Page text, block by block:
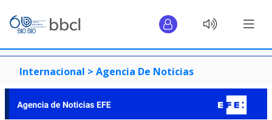
Internacional > Agencia De Noticias